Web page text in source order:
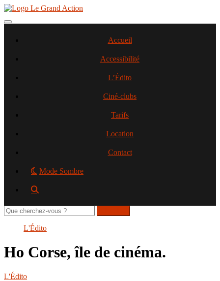
Aller
contenu
Toggle navigation
Accueil
Accessibilité
L’Édito
Ciné-clubs
Tarifs
Location
Contact
Mode Sombre
Rechercher
sur
L'Édito
Ho Corse, île de cinéma.
L'Édito